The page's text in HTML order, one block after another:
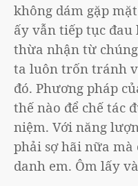
không dám gặp
ấy vẫn tiếp tục đau
thừa nhận từ
ta luôn trốn tránh
đó. Phương pháp
thế nào để chế tác
niệm. Với năng
phải sợ hãi nữa
danh em. Ôm lấy